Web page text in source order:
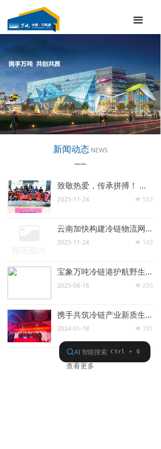
끀
新闻动态 NEWS
——
致敬热爱，传承拼搏！ 武汉肉联的70年足球往事
넶 553
2025-11-24
云南加快构建冷链物流网络——云品锁鲜跨山海达四方
넶 143
2025-11-24
宝象万吨冷链港护航野生菌销往全球
넶 250
2025-06-16
携手共筑冷链产业新质生产力|CityDO与武汉万吨的合作再升级！
넶 701
2024-01-18
查看更多